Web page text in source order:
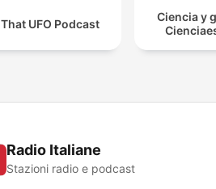
That UFO Podcast
Ciencia y
Radio Italiane
Stazioni radio e podcast